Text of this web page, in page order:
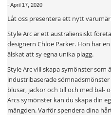
-April 17, 2020
Låt oss presentera ett nytt
Style Arc är ett australiensiskt
designern Chloe Parker. Hon har
älskat att sy egna unika plagg.
Style Arc vill skapa symönster som
industribaserade
blusar, jackor och till och med bal-
Arcs symönster kan du skapa din
mängden. Varför spendera dina